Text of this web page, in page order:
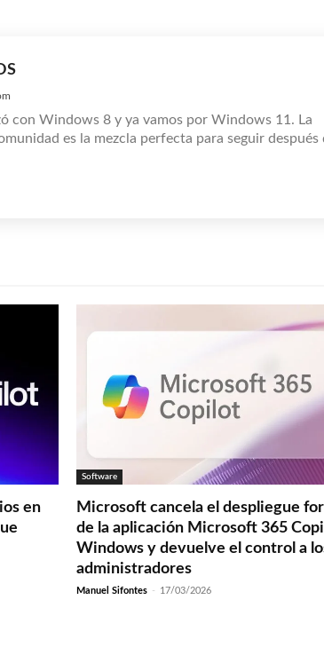
con Windows 8 y ya vamos por Windows 11. La
es la mezcla perfecta para seguir después
en
Software
Microsoft cancela el despliegue
de la aplicación Microsoft 365
Windows y devuelve el control a
administradores
Manuel Sifontes - 17/03/2026